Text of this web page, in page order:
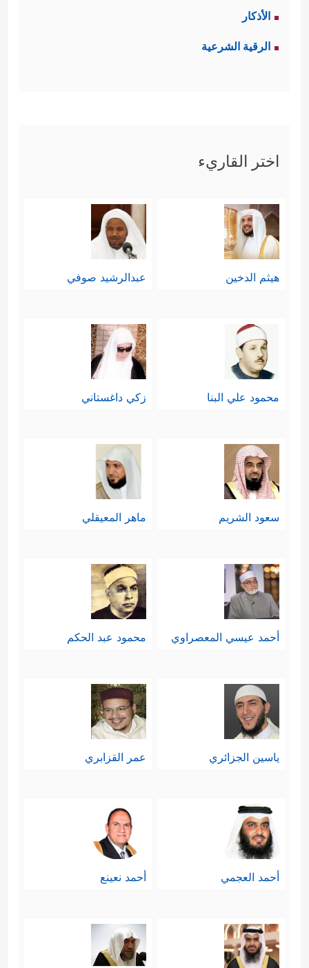
الأذكار
الرقية الشرعية
اختر القاريء
هيثم الدخين عبدالرشيد صوفي
محمود علي البنا زكي داغستاني
سعود الشريم ماهر المعيقلي
أحمد عيسي المعصراوي محمود عبد الحكم
ياسين الجزائري عمر القزابري
أحمد العجمي أحمد نعينع